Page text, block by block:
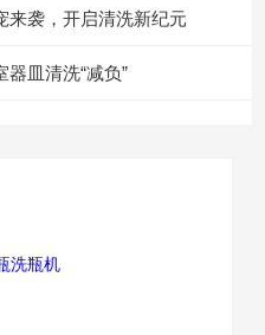
来袭，开启清洗新纪元
皿清洗“减负”